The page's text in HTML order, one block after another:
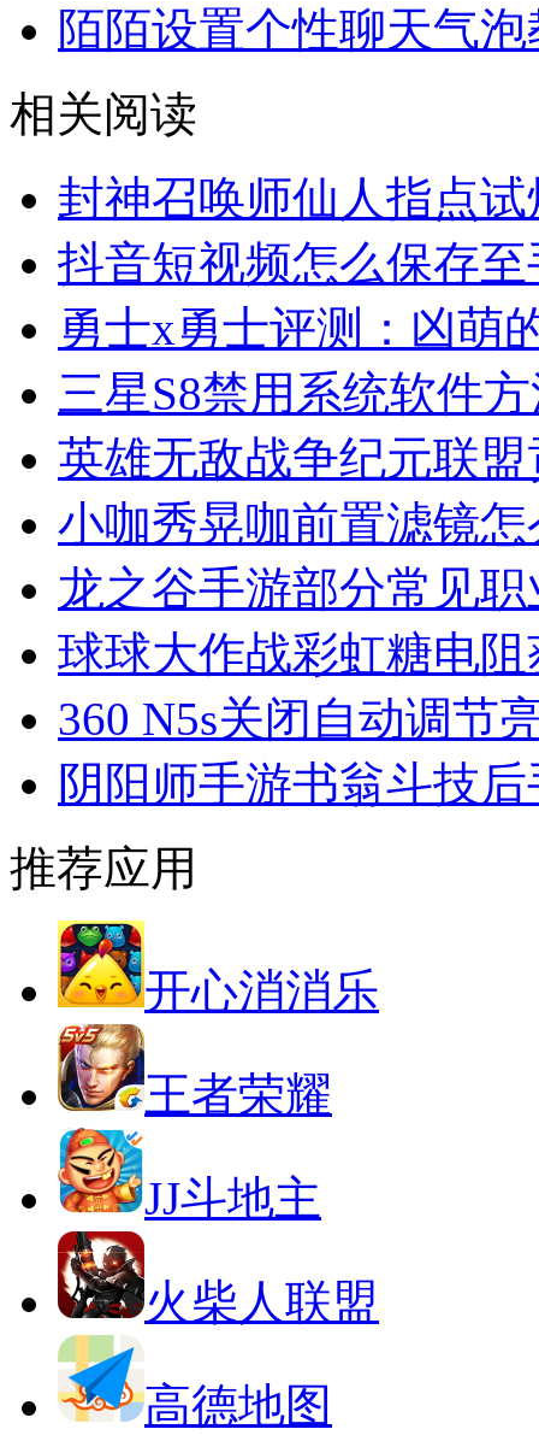
陌陌设置个性聊天气
相关阅读
封神召唤师仙人指点
抖音短视频怎么保存至
勇士x勇士评测：凶萌
三星S8禁用系统软件
英雄无敌战争纪元联
小咖秀晃咖前置滤镜怎
龙之谷手游部分常见
球球大作战彩虹糖电
360 N5s关闭自动调节
阴阳师手游书翁斗技
推荐应用
开心消消乐
王者荣耀
JJ斗地主
火柴人联盟
高德地图